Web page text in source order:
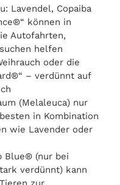
Lavendel, Copaiba
können in
Autofahrten,
helfen
oder die
– verdünnt auf
(Melaleuca) nur
in Kombination
wie Lavender oder
Blue® (nur bei
verdünnt) kann